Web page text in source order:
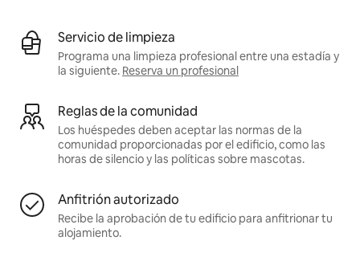
Servicio de limpieza
Programa una limpieza profesional entre una estadía y
la siguiente. Reserva un profesional
Reglas de la comunidad
Los huéspedes deben aceptar las normas de la
comunidad proporcionadas por el edificio, como las
horas de silencio y las políticas sobre mascotas.
Anfitrión autorizado
Recibe la aprobación de tu edificio para anfitrionar tu
alojamiento.